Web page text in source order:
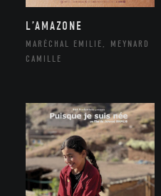
L’AMAZONE
MARÉCHAL EMILIE, MEYNARD
CAMILLE